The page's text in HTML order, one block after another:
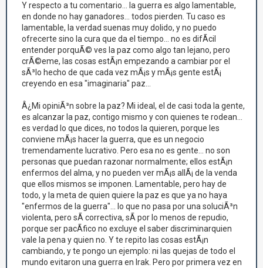
Y respecto a tu comentario... la guerra es algo lamentable,
en donde no hay ganadores... todos pierden. Tu caso es
lamentable, la verdad suenas muy dolido, y no puedo
ofrecerte sino la cura que da el tiempo... no es difÃ­cil
entender porquÃ© ves la paz como algo tan lejano, pero
crÃ©eme, las cosas estÃ¡n empezando a cambiar por el
sÃ³lo hecho de que cada vez mÃ¡s y mÃ¡s gente estÃ¡
creyendo en esa "imaginaria" paz...
Â¿Mi opiniÃ³n sobre la paz? Mi ideal, el de casi toda la gente,
es alcanzar la paz, contigo mismo y con quienes te rodean...
es verdad lo que dices, no todos la quieren, porque les
conviene mÃ¡s hacer la guerra, que es un negocio
tremendamente lucrativo. Pero esa no es gente... no son
personas que puedan razonar normalmente; ellos estÃ¡n
enfermos del alma, y no pueden ver mÃ¡s allÃ¡ de la venda
que ellos mismos se imponen. Lamentable, pero hay de
todo, y la meta de quien quiere la paz es que ya no haya
"enfermos de la guerra"... lo que no pasa por una soluciÃ³n
violenta, pero sÃ­ correctiva, sÃ­ por lo menos de repudio,
porque ser pacÃ­fico no excluye el saber discriminarquien
vale la pena y quien no. Y te repito las cosas estÃ¡n
cambiando, y te pongo un ejemplo: ni las quejas de todo el
mundo evitaron una guerra en Irak. Pero por primera vez en